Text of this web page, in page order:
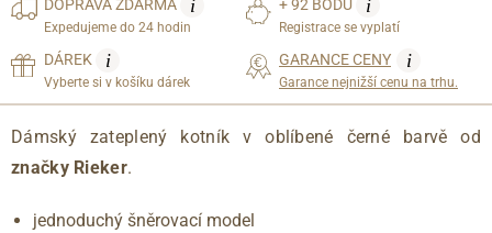
DOPRAVAZDARMA i
Expedujeme do 24 hodin
+ 92 BODŮ i
Registrace se vyplatí
DÁREK i
Vyberte si v košíku dárek
GARANCE CENY i
Garance nejnižší cenu na trhu.
Dámský zateplený kotník v oblíbené černé barvě od
značky Rieker.
jednoduchý šněrovací model